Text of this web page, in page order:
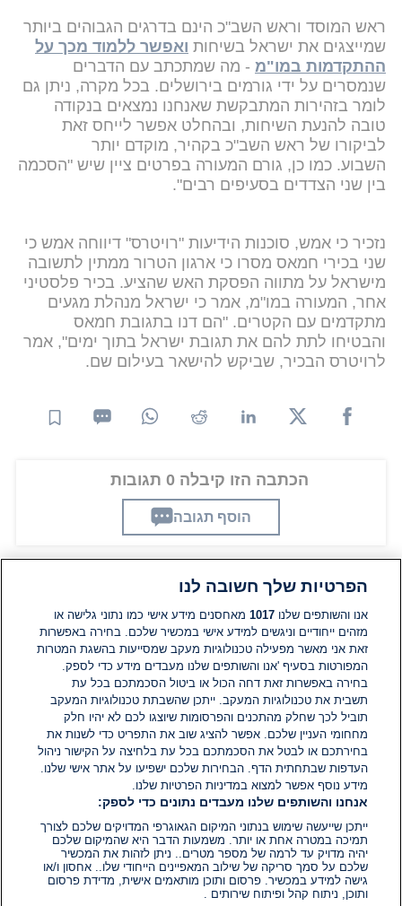
ראש המוסד וראש השב"כ הינם בדרגים הגבוהים ביותר
שמייצגים את ישראל בשיחות ואפשר ללמוד מכך על
ההתקדמות במו"מ - מה שמתכתב עם הדברים
שנמסרים על ידי גורמים בירושלים. בכל מקרה, ניתן גם
לומר בזהירות המתבקשת שאנחנו נמצאים בנקודה
טובה להנעת השיחות, ובהחלט אפשר לייחס זאת
לביקורו של ראש השב"כ בקהיר, מוקדם יותר
השבוע. כמו כן, גורם המעורה בפרטים ציין שיש "הסכמה
בין שני הצדדים בסעיפים רבים".
נזכיר כי אמש, סוכנות הידיעות "רויטרס" דיווחה אמש כי
שני בכירי חמאס מסרו כי ארגון הטרור ממתין לתשובה
מישראל על מתווה הפסקת האש שהציע. בכיר פלסטיני
אחר, המעורה במו"מ, אמר כי ישראל מנהלת מגעים
מתקדמים עם הקטרים. "הם דנו בתגובת חמאס
והבטיחו לתת להם את תגובת ישראל בתוך ימים", אמר
לרויטרס הבכיר, שביקש להישאר בעילום שם.
הכתבה הזו קיבלה 0 תגובות
הוסף תגובה
תגובות
אין עדיין תגובות. היה הראשון להגיב
הוסף תגובה
הפרטיות שלך חשובה לנו
אנו והשותפים שלנו1017 מאחסנים מידע אישי כמו נתוני גלישה או
מזהים ייחודיים וניגשים למידע אישי במכשיר שלכם. בחירה באפשרות
זאת אני מאשר מפעילה טכנולוגיות מעקב שמסייעות בהשגת המטרות
המפורטות בסעיף 'אנו והשותפים שלנו מעבדים מידע כדי לספק.
בחירה באפשרות זאת דחה הכול או ביטול הסכמתכם בכל עת
תשבית את טכנולוגיות המעקב. ייתכן שהשבתת טכנולוגיות המעקב
תוביל לכך שחלק מהתכנים והפרסומות שיוצגו לכם לא יהיו חלק
מחחומי העניין שלכם. אפשר להציג שוב את התפריט כדי לשנות את
בחירתכם או לבטל את הסכמתכם בכל עת בלחיצה על הקישור ניהול
העדפות שבתחתית הדף. הבחירות שלכם ישפיעו על אתר אישי שלנו.
מידע נוסף אפשר למצוא במדיניות הפרטיות שלנו.
אנחנו והשותפים שלנו מעבדים נתונים כדי לספק:
ייתכן שייעשה שימוש בנתוני המיקום הגאוגרפי המדויקים שלכם לצורך
תמיכה במטרה אחת או יותר. משמעות הדבר היא שהמיקום שלכם
יהיה מדויק עד לרמה של מספר מטרים.. ניתן לזהות את המכשיר
שלכם על סמך סריקה של שילוב המאפיינים הייחודי שלו.. אחסון ו/או
גישה למידע במכשיר. פרסום ותוכן מותאמים אישית, מדידת פרסום
ותוכן, ניתוח קהל ופיתוח שירותים .